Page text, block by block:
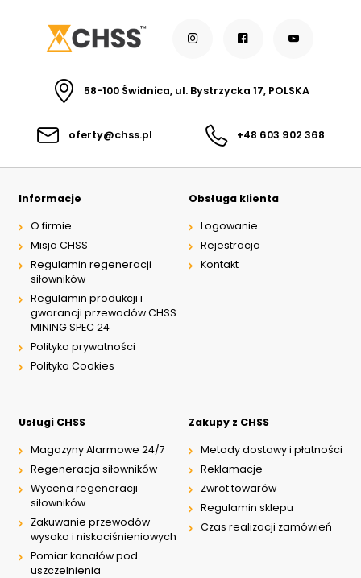
58-100 Świdnica, ul. Bystrzycka 17, POLSKA
oferty@chss.pl +48 603 902 368
Informacje
O firmie
Misja CHSS
Regulamin regeneracji
siłowników
Regulamin produkcji i
gwarancji przewodów CHSS
MINING SPEC 24
Polityka prywatności
Polityka Cookies
Obsługa klienta
Logowanie
Rejestracja
Kontakt
Usługi CHSS
Magazyny Alarmowe 24/7
Regeneracja siłowników
Wycena regeneracji
siłowników
Zakuwanie przewodów
wysoko i niskociśnieniowych
Pomiar kanałów pod
uszczelnienia
Zakupy z CHSS
Metody dostawy i płatności
Reklamacje
Zwrot towarów
Regulamin sklepu
Czas realizacji zamówień